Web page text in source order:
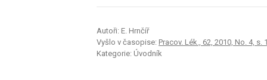
Autoři: E. Hrnčíř
Vyšlo v časopise: Pracov. Lék., 62, 2010, No. 4, s.
Kategorie: Úvodník